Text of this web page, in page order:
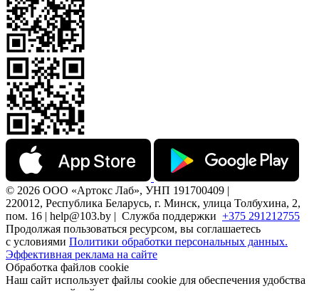
© 2026 ООО «Артокс Лаб», УНП 191700409 |
220012, Республика Беларусь, г. Минск, улица Толбухина, 2,
пом. 16 | help@103.by | Служба поддержки +375 291212755
Продолжая пользоваться ресурсом, вы соглашаетесь
с условиями Политики обработки персональных данных.
Эффективная реклама на сайте
Обработка файлов cookie
Наш сайт использует файлы cookie для обеспечения удобства